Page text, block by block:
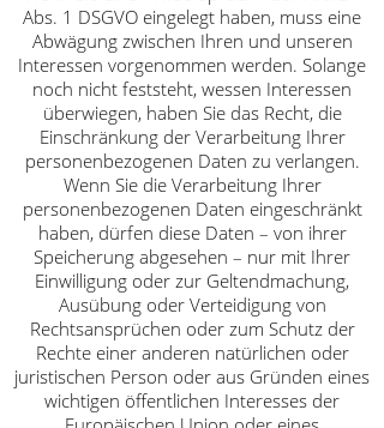
Abs. 1 DSGVO eingelegt haben, muss eine
Abwägung zwischen Ihren und unseren
Interessen vorgenommen werden. Solange
noch nicht feststeht, wessen Interessen
überwiegen, haben Sie das Recht, die
Einschränkung der Verarbeitung Ihrer
personenbezogenen Daten zu verlangen.
Wenn Sie die Verarbeitung Ihrer
personenbezogenen Daten eingeschränkt
haben, dürfen diese Daten – von ihrer
Speicherung abgesehen – nur mit Ihrer
Einwilligung oder zur Geltendmachung,
Ausübung oder Verteidigung von
Rechtsansprüchen oder zum Schutz der
Rechte einer anderen natürlichen oder
juristischen Person oder aus Gründen eines
wichtigen öffentlichen Interesses der